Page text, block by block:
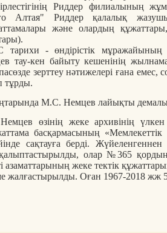
Риддер филиалының
Алтая" Риддер қалалық
және олардың
- өндірістік мұражайының
тау-кен байыту кешенінің
зерттеу нәтижелері ғана емес,
тұрды.
М.С. Немцев лайықты
өзінің жеке архивінің үлкен
басқармасының
сақтауға берді.
олар №365
азаматтарының жеке тектік
жалғастырылды. Оған 1967-2018 жж 50